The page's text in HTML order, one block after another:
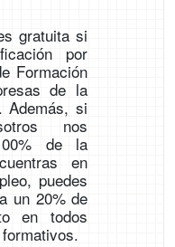
gratuita si
por
Formación
de la
Además, si
nos
de la
en
puedes
un 20% de
en todos